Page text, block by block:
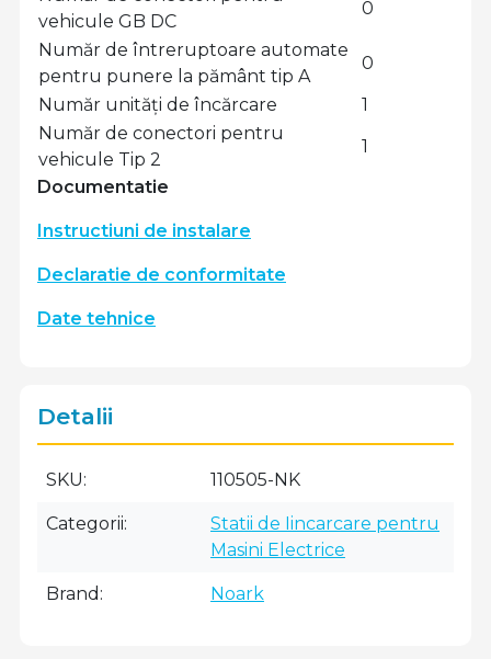
vehicule GB DC
0
Număr de întreruptoare automate
pentru punere la pământ tip A
0
Număr unități de încărcare
1
Număr de conectori pentru
vehicule Tip 2
1
Documentatie
Instructiuni de instalare
Declaratie de conformitate
Date tehnice
Detalii
SKU 110505-NK
Categorii
Statii de Iincarcare pentru
Masini Electrice
Brand Noark